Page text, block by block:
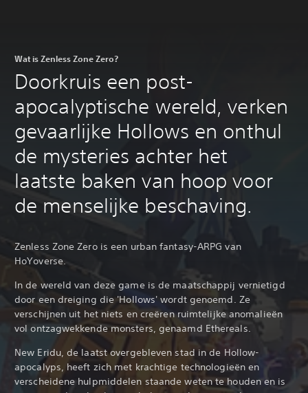
Wat is Zenless Zone Zero?
Doorkruis een post-
apocalyptische wereld, verken
gevaarlijke Hollows en onthul
de mysteries achter het
laatste baken van hoop voor
de menselijke beschaving.
Zenless Zone Zero is een urban fantasy-ARPG van
HoYoverse.
In de wereld van deze game is de maatschappij vernietigd
door een dreiging die 'Hollows' wordt genoemd. Ze
verschijnen uit het niets en creëren ruimtelijke anomalieën
vol ontzagwekkende monsters, genaamd Ethereals.
New Eridu, de laatst overgebleven stad in de Hollow-
apocalyps, heeft zich met krachtige technologieën en
verscheidene hulpmiddelen staande weten te houden en is